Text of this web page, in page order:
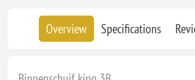
Overview Specifications